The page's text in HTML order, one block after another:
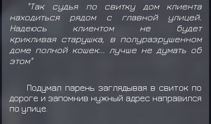
"Так судья по свитку дом клиента
находиться рядом с главной улицей.
Надеюсь клиентом не будет
крикливая старушка, в полуразрушенном
доме полной кошек... лучше не думать об
этом"
Подумал парень заглядывая в свиток по
дороге и запомнив нужный адрес направился
по улице.